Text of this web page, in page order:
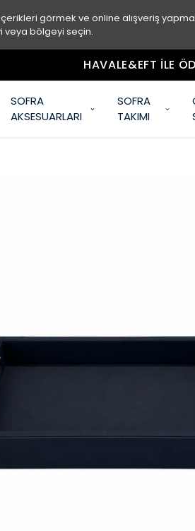
görmek ve online alışveriş
veya bölgeyi seçin.
HAVALE&EFT İLE
SOFRA
AKSESUARLARI
SOFRA
TAKIMI